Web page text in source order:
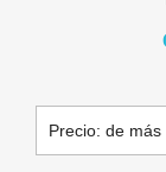
Precio: de